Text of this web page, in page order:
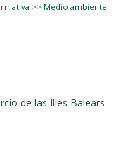
>> Medio ambiente
de las Illes Balears